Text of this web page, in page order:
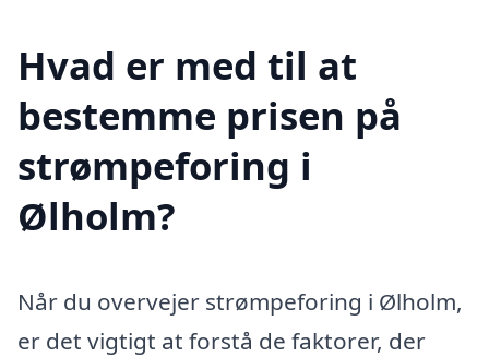
Hvad er med til at
bestemme prisen på
strømpeforing i
Ølholm?
Når du overvejer strømpeforing i Ølholm,
er det vigtigt at forstå de faktorer, der